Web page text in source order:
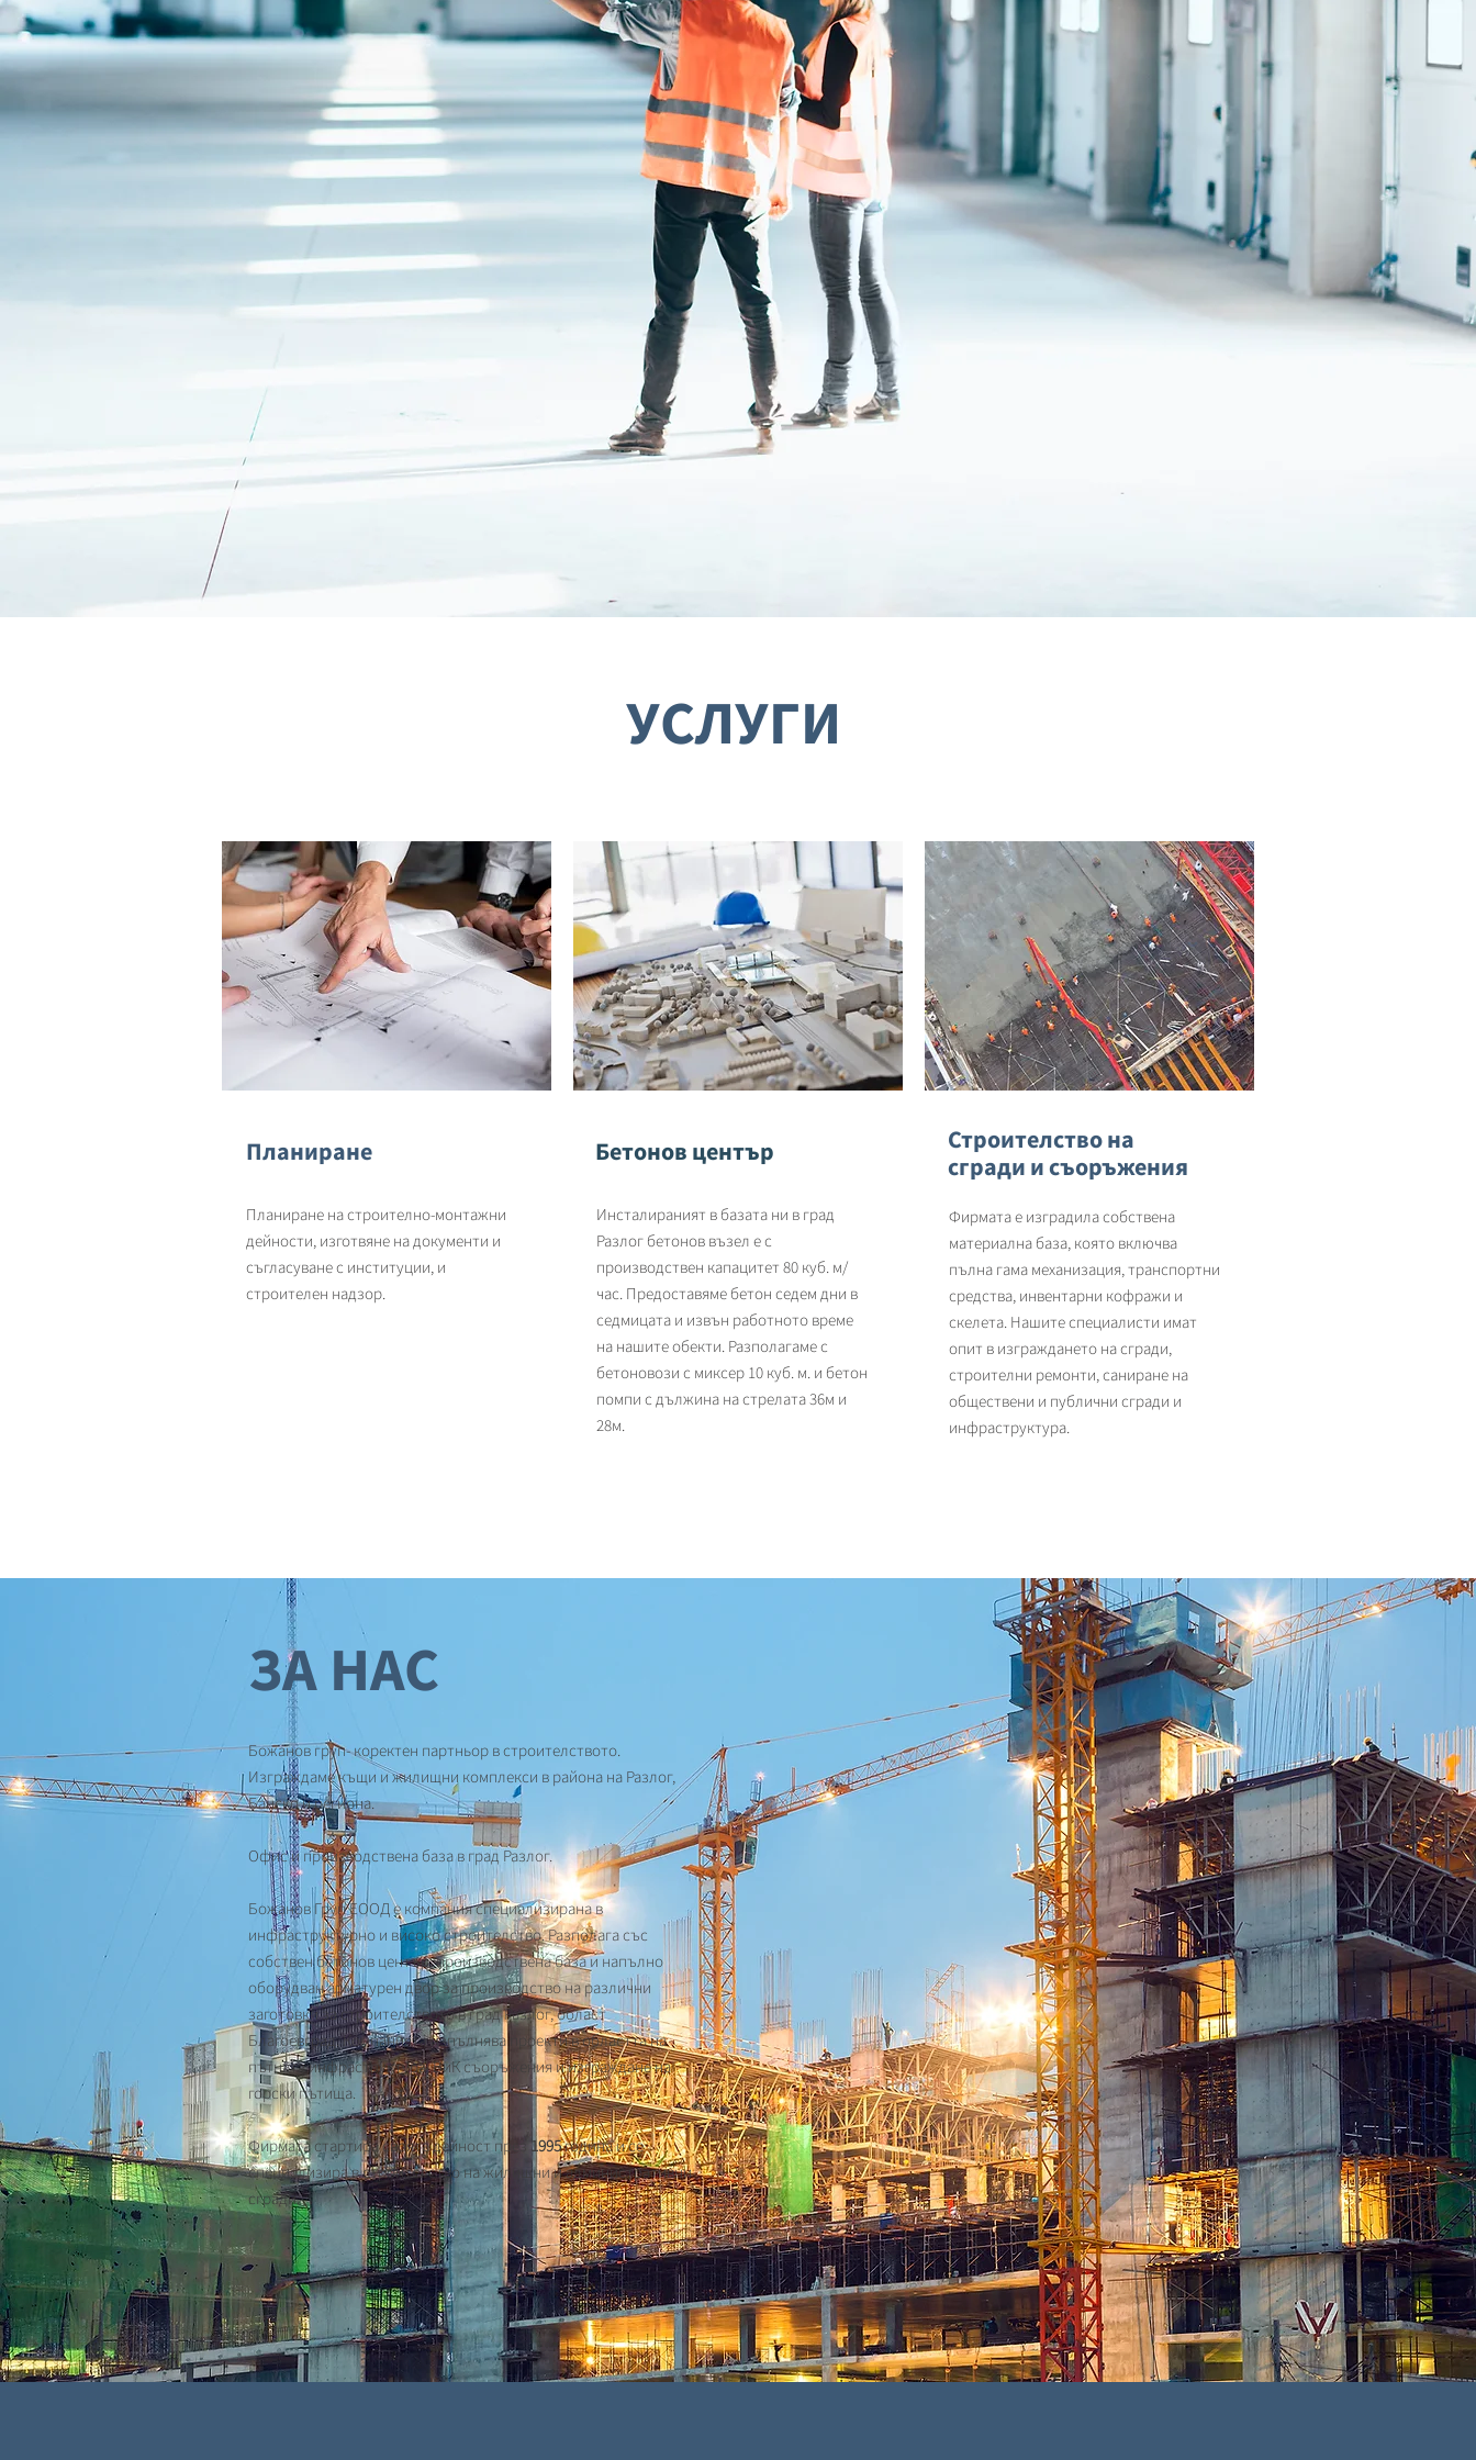
УСЛУГИ
Планиране
Планиране на строително-монтажни
дейности, изготвяне на документи и
съгласуване с институции, и
строителен надзор.
Бетонов център
Инсталираният в базата ни в град
Разлог бетонов възел е с
производствен капацитет 80 куб. м/
час. Предоставяме бетон седем дни в
седмицата и извън работното време
на нашите обекти. Разполагаме с
бетоновози с миксер 10 куб. м. и бетон
помпи с дължина на стрелата 36м и
28м.
Строителство на
сгради и съоръжения
Фирмата е изградила собствена
материална база, която включва
пълна гама механизация, транспортни
средства, инвентарни кофражи и
скелета. Нашите специалисти имат
опит в изграждането на сгради,
строителни ремонти, саниране на
обществени и публични сгради и
инфраструктура.
ЗА НАС
Божанов груп- коректен партньор в строителството.
Изграждаме къщи и жилищни комплекси в района на Разлог,
Банско и региона.
Офис и производствена база в град Разлог.
Божанов Груп ЕООД е компания специализирана в
инфраструктурно и високо строителство. Разполага със
собствен бетонов център, производствена база и напълно
оборудван арматурен двор за производство на различни
заготовки за строителството в град Разлог, област
Благоевград. Компанията изпълнява проекти в областта на
пътната инфраструктура, ВиК съоръжения и изграждане на
горски пътища.
Фирмата стартира своята дейност през 1995година и се
специализира в строителство на жилищни и административни
сгради.